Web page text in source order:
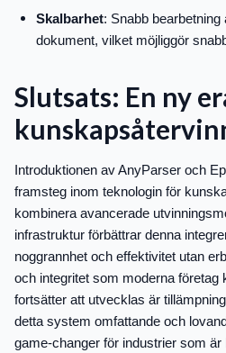
Skalbarhet: Snabb
dokument, vilket möjliggör
Slutsats: En ny
Introduktionen av AnyParser och
framsteg inom teknologin för
kombinera avancerade
infrastruktur förbättrar denna
noggrannhet och effektivitet utan
och integritet som moderna företag
fortsätter att utvecklas är
detta system omfattande och
game-changer för industrier som